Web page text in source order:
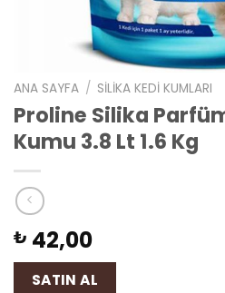
ANA SAYFA / SILIKA KEDI KUMLARI
Proline Silika
Kumu 3.8 Lt 1.6 Kg
₺ 42,00
SATIN AL